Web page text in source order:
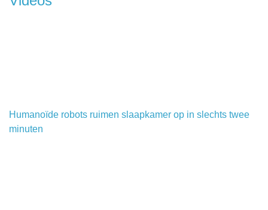
Humanoïde robots ruimen slaapkamer op in slechts twee
minuten